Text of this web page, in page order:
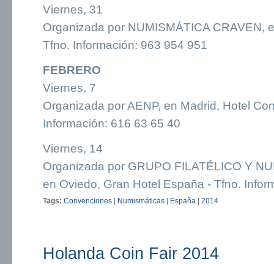
Viernes, 31
Organizada por NUMISMÁTICA CRAVEN,
Tfno. Información: 963 954 951
FEBRERO
Viernes, 7
Organizada por AENP, en Madrid, Hotel
Información: 616 63 65 40
Viernes, 14
Organizada por GRUPO FILATÉLICO Y
en Oviedo, Gran Hotel España - Tfno.
Tags: Convenciones | Numismáticas | España | 2014
Holanda Coin Fair 2014